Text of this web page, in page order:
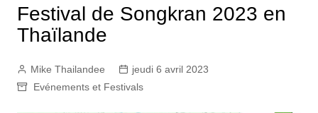
Festival de Songkran 2023 en
Thaïlande
Mike Thailandee
jeudi 6 avril 2023
Evénements et Festivals